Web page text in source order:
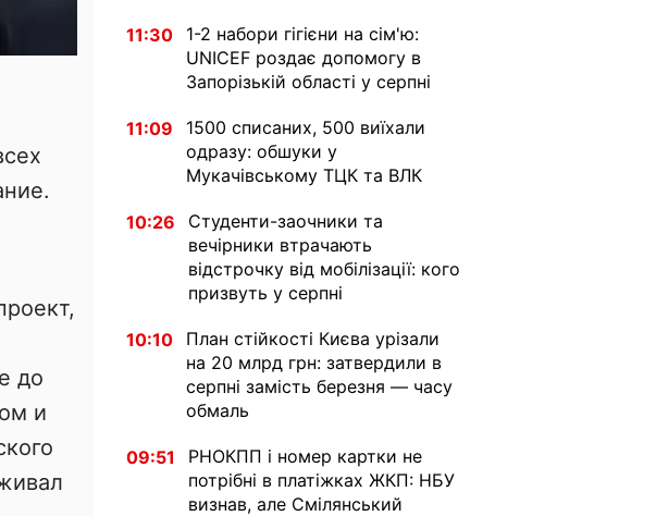
до
и
11:30
1-2 набори гігієни на сім'ю:
UNICEF роздає допомогу в
Запорізькій області у серпні
11:09
1500 списаних, 500 виїхали
одразу: обшуки у
Мукачівському ТЦК та ВЛК
10:26
Студенти-заочники та
вечірники втрачають
відстрочку від мобілізації: кого
призвуть у серпні
10:10
План стійкості Києва урізали
на 20 млрд грн: затвердили в
серпні замість березня — часу
обмаль
09:51
РНОКПП і номер картки не
потрібні в платіжках ЖКП: НБУ
визнав, але Смілянський